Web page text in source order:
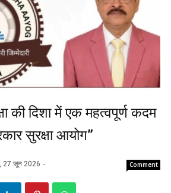
की दिशा में एक महत्वपूर्ण कदम
सुरक्षा आयोग”
27 जून 2026 Comment